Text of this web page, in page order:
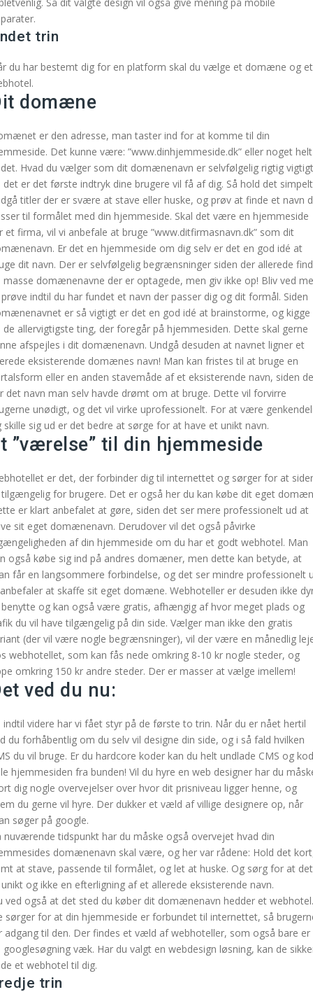
trin
du har bestemt dig for en platform skal du vælge et domæne og et
domæne
er den adresse, man taster ind for at komme til din
Det kunne være: ”www.dinhjemmeside.dk” eller noget helt
Hvad du vælger som dit domænenavn er selvfølgelig rigtig
det er det første indtryk dine brugere vil få af dig. Så hold det
titler der er svære at stave eller huske, og prøv at finde et navn
til formålet med din hjemmeside. Skal det være en hjemmeside
et firma, vil vi anbefale at bruge ”www.ditfirmasnavn.dk” som dit
Er det en hjemmeside om dig selv er det en god idé at
dit navn. Der er selvfølgelig begrænsninger siden der allerede
masse domænenavne der er optagede, men giv ikke op! Bliv ved
indtil du har fundet et navn der passer dig og dit formål. Siden
er så vigtigt er det en god idé at brainstorme, og kigge
de allervigtigste ting, der foregår på hjemmesiden. Dette skal gerne
afspejles i dit domænenavn. Undgå desuden at navnet ligner et
eksisterende domænes navn! Man kan fristes til at bruge en
eller en anden stavemåde af et eksisterende navn, siden
det navn man selv havde drømt om at bruge. Dette vil forvirre
unødigt, og det vil virke uprofessionelt. For at være
skille sig ud er det bedre at sørge for at have et unikt navn.
”værelse” til din hjemmeside
er det, der forbinder dig til internettet og sørger for at
for brugere. Det er også her du kan købe dit eget
er klart anbefalet at gøre, siden det ser mere professionelt ud at
sit eget domænenavn. Derudover vil det også påvirke
af din hjemmeside om du har et godt webhotel. Man
også købe sig ind på andres domæner, men dette kan betyde, at
får en langsommere forbindelse, og det ser mindre professionelt
at skaffe sit eget domæne. Webhoteller er desuden ikke
og kan også være gratis, afhængig af hvor meget plads og
du vil have tilgængelig på din side. Vælger man ikke den gratis
(der vil være nogle begrænsninger), vil der være en månedlig
webhotellet, som kan fås nede omkring 8-10 kr nogle steder, og
omkring 150 kr andre steder. Der er masser at vælge imellem!
ved du nu:
indtil videre har vi fået styr på de første to trin. Når du er nået hertil
du forhåbentlig om du selv vil designe din side, og i så fald hvilken
du vil bruge. Er du hardcore koder kan du helt undlade CMS og
hjemmesiden fra bunden! Vil du hyre en web designer har du
dig nogle overvejelser over hvor dit prisniveau ligger henne, og
du gerne vil hyre. Der dukker et væld af villige designere op, når
søger på google.
nuværende tidspunkt har du måske også overvejet hvad din
domænenavn skal være, og her var rådene: Hold det
at stave, passende til formålet, og let at huske. Og sørg for at det
og ikke en efterligning af et allerede eksisterende navn.
ved også at det sted du køber dit domænenavn hedder et webhotel.
sørger for at din hjemmeside er forbundet til internettet, så
adgang til den. Der findes et væld af webhoteller, som også bare er
googlesøgning væk. Har du valgt en webdesign løsning, kan de
et webhotel til dig.
trin